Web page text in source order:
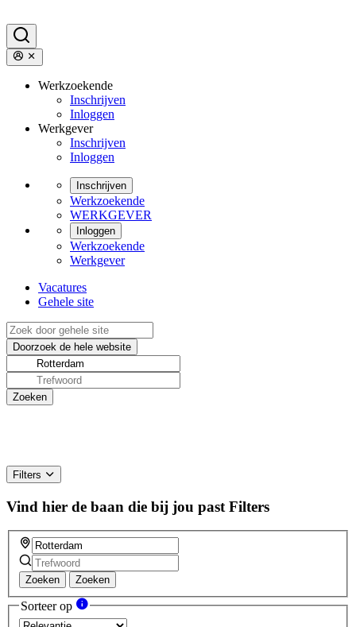
Werkzoekende
Inschrijven
Inloggen
Werkgever
Inschrijven
Inloggen
Inschrijven
Werkzoekende
WERKGEVER
Inloggen
Werkzoekende
Werkgever
Vacatures
Gehele site
Filters
Vind hier de baan die bij jou past Filters
Zoeken Zoeken
Sorteer op